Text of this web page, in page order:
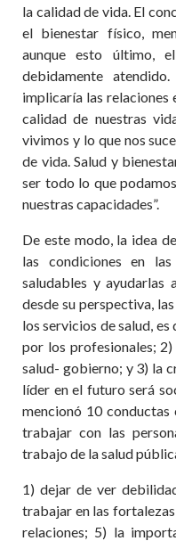
la calidad de vida. El
el bienestar físico,
aunque esto último,
debidamente
implicaría las
calidad de nuestras
vivimos y lo que nos
de vida. Salud y
ser todo lo que
nuestras capacidades”.
De este modo, la idea
las condiciones en
saludables y ayudarlas
desde su perspectiva,
los servicios de salud,
por los profesionales;
salud- gobierno; y 3) la
líder en el futuro será
mencionó 10 conductas
trabajar con las
trabajo de la salud
1) dejar de ver
trabajar en las
relaciones; 5) la